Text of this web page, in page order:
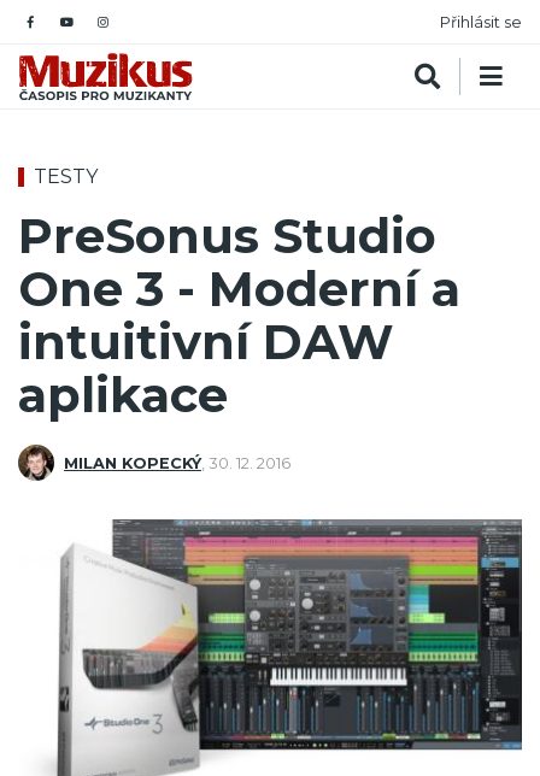
Přihlásit se
TESTY
PreSonus Studio
One 3 - Moderní a
intuitivní DAW
aplikace
MILAN KOPECKÝ, 30. 12. 2016